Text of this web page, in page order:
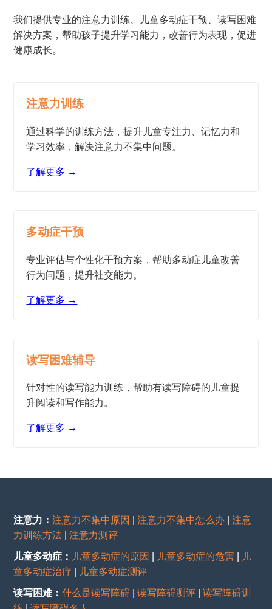
我们提供专业的注意力训练、儿童多动症干预、读写困难
解决方案，帮助孩子提升学习能力，改善行为表现，促进
健康成长。
注意力训练
通过科学的训练方法，提升儿童专注力、记忆力和
学习效率，解决注意力不集中问题。
了解更多 →
多动症干预
专业评估与个性化干预方案，帮助多动症儿童改善
行为问题，提升社交能力。
了解更多 →
读写困难辅导
针对性的读写能力训练，帮助有读写障碍的儿童提
升阅读和写作能力。
了解更多 →
注意力：注意力不集中原因 |注意力不集中怎么办 |注意
力训练方法 |注意力测评
儿童多动症： 儿童多动症的原因 儿童多动症的危害
儿
童多动症治疗
儿童多动症测评
读写困难：什么是读写障碍 |读写障碍测评 |读写障碍训